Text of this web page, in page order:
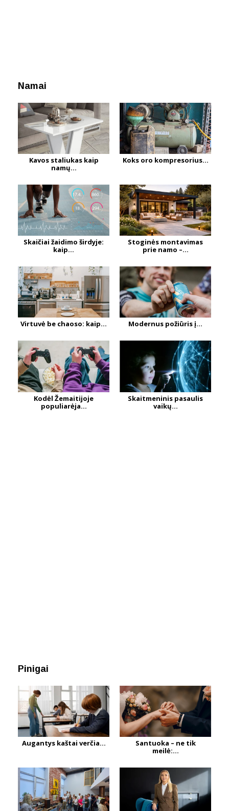
Namai
Kavos staliukas kaip
namų...
Koks oro kompresorius...
Skaičiai žaidimo širdyje:
kaip...
Stoginės montavimas
prie namo –...
Virtuvė be chaoso: kaip... Modernus požiūris į...
Kodėl Žemaitijoje
populiarėja...
Skaitmeninis pasaulis
vaikų...
Pinigai
Augantys kaštai verčia...
Santuoka – ne tik
meilė:...